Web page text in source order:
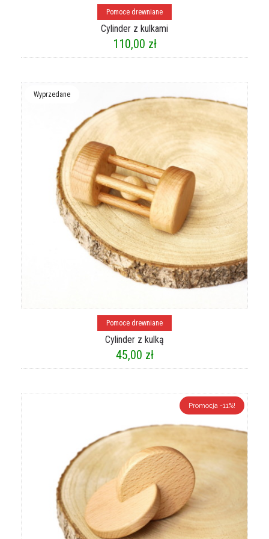
Dodaj do koszyka
Pomoce drewniane
Cylinder z kulkami
110,00 zł
Dowiedz się więcej
Wyprzedane
Pomoce drewniane
Cylinder z kulką
45,00 zł
Promocja -11%!